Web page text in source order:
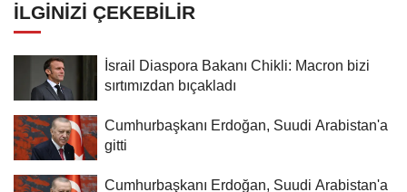
İLGINIZI ÇEKEBILIR
İsrail Diaspora Bakanı Chikli: Macron bizi
sırtımızdan bıçakladı
Cumhurbaşkanı Erdoğan, Suudi Arabistan'a
gitti
Cumhurbaşkanı Erdoğan, Suudi Arabistan'a